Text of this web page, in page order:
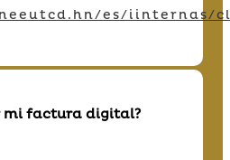
es/iinternas/
mi factura digital?